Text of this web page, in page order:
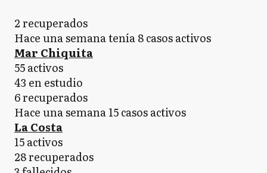
2 recuperados
Hace una semana tenía 8 casos activos
Mar Chiquita
55 activos
43 en estudio
6 recuperados
Hace una semana 15 casos activos
La Costa
15 activos
28 recuperados